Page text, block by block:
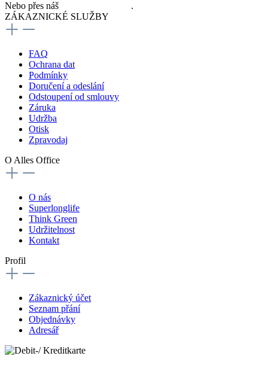
Nebo přes náš
.
ZÁKAZNICKÉ SLUŽBY
FAQ
Ochrana dat
Podmínky
Doručení a odeslání
Odstoupení od smlouvy
Záruka
Udržba
Otisk
Zpravodaj
O Alles Office
O nás
Superlonglife
Think Green
Udržitelnost
Kontakt
Profil
Zákaznický účet
Seznam přání
Objednávky
Adresář